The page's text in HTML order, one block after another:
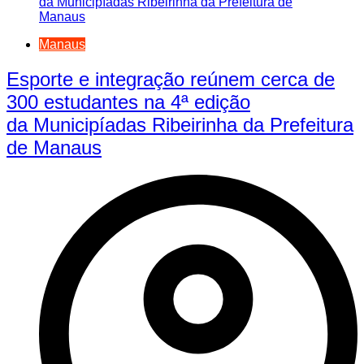
Manaus
Esporte e integração reúnem cerca de
300 estudantes na 4ª edição
da Municipíadas Ribeirinha da Prefeitura
de Manaus